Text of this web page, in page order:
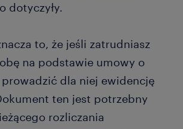
dotyczyły.
to, że jeśli zatrudniasz
na podstawie umowy o
dla niej ewidencję
ten jest potrzebny
rozliczania